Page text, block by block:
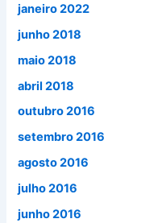
janeiro 2022
junho 2018
maio 2018
abril 2018
outubro 2016
setembro 2016
agosto 2016
julho 2016
junho 2016